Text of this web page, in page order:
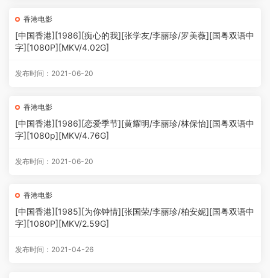
香港电影
[中国香港][1986][痴心的我][张学友/李丽珍/罗美薇][国粤双语中
字][1080P][MKV/4.02G]
发布时间：2021-06-20
香港电影
[中国香港][1986][恋爱季节][黄耀明/李丽珍/林保怡][国粤双语中
字][1080p][MKV/4.76G]
发布时间：2021-06-20
香港电影
[中国香港][1985][为你钟情][张国荣/李丽珍/柏安妮][国粤双语中
字][1080P][MKV/2.59G]
发布时间：2021-04-26